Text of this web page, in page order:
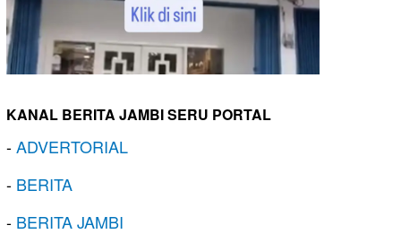
KANAL BERITA JAMBI SERU PORTAL
-ADVERTORIAL
- BERITA
- BERITA JAMBI